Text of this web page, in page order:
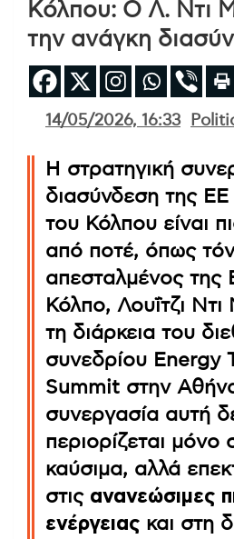
Κόλπου: Ο Λ. Ντι
την ανάγκη
14/05/2026, 16:33
Η στρατηγική
διασύνδεση της ΕΕ
του Κόλπου είναι
από ποτέ, όπως
απεσταλμένος της
Κόλπο, Λουΐτζι
τη διάρκεια του
συνεδρίου Energy
Summit στην
συνεργασία αυτή
περιορίζεται μόνο
καύσιμα, αλλά
στις ανανεώσιμες
ενέργειας και στη